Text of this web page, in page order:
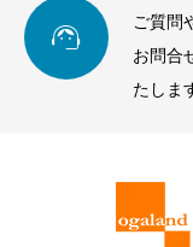

ご質問
お問合
たしま